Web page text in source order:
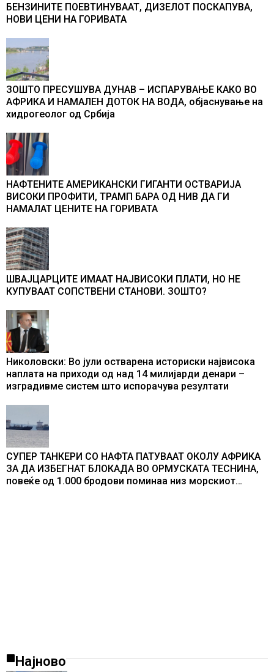
БЕНЗИНИТЕ ПОЕВТИНУВААТ, ДИЗЕЛОТ ПОСКАПУВА,
НОВИ ЦЕНИ НА ГОРИВАТА
ЗОШТО ПРЕСУШУВА ДУНАВ – ИСПАРУВАЊЕ КАКО ВО
АФРИКА И НАМАЛЕН ДОТОК НА ВОДА, објаснување на
хидрогеолог од Србија
НАФТЕНИТЕ АМЕРИКАНСКИ ГИГАНТИ ОСТВАРИЈА
ВИСОКИ ПРОФИТИ, ТРАМП БАРА ОД НИВ ДА ГИ
НАМАЛАТ ЦЕНИТЕ НА ГОРИВАТА
ШВАЈЦАРЦИТЕ ИМААТ НАЈВИСОКИ ПЛАТИ, НО НЕ
КУПУВААТ СОПСТВЕНИ СТАНОВИ. ЗОШТО?
Николовски: Во јули остварена историски највисока
наплата на приходи од над 14 милијарди денари –
изградивме систем што испорачува резултати
СУПЕР ТАНКЕРИ СО НАФТА ПАТУВААТ ОКОЛУ АФРИКА
ЗА ДА ИЗБЕГНАТ БЛОКАДА ВО ОРМУСКАТА ТЕСНИНА,
повеќе од 1.000 бродови поминаа низ морскиот
Најново